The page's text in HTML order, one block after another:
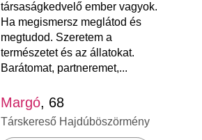
társaságkedvelő ember vagyok.
Ha megismersz meglátod és
megtudod. Szeretem a
természetet és az állatokat.
Barátomat, partneremet,...
Margó, 68
Társkereső Hajdúböszörmény